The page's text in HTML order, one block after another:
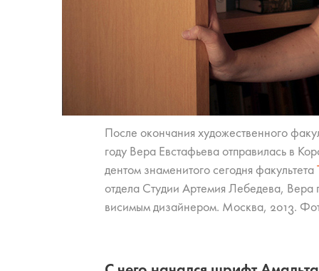
По­сле окон­ча­ния ху­до­же­ствен­но­го
го­ду Ве­ра Ев­стафье­ва от­пра­ви­лась в
ден­том зна­ме­ни­то­го се­го­дня фа­куль­те­та
от­де­ла Сту­дии Ар­те­мия Ле­бе­де­ва,
ви­си­мым ди­зай­не­ром. Моск­ва, 2013.